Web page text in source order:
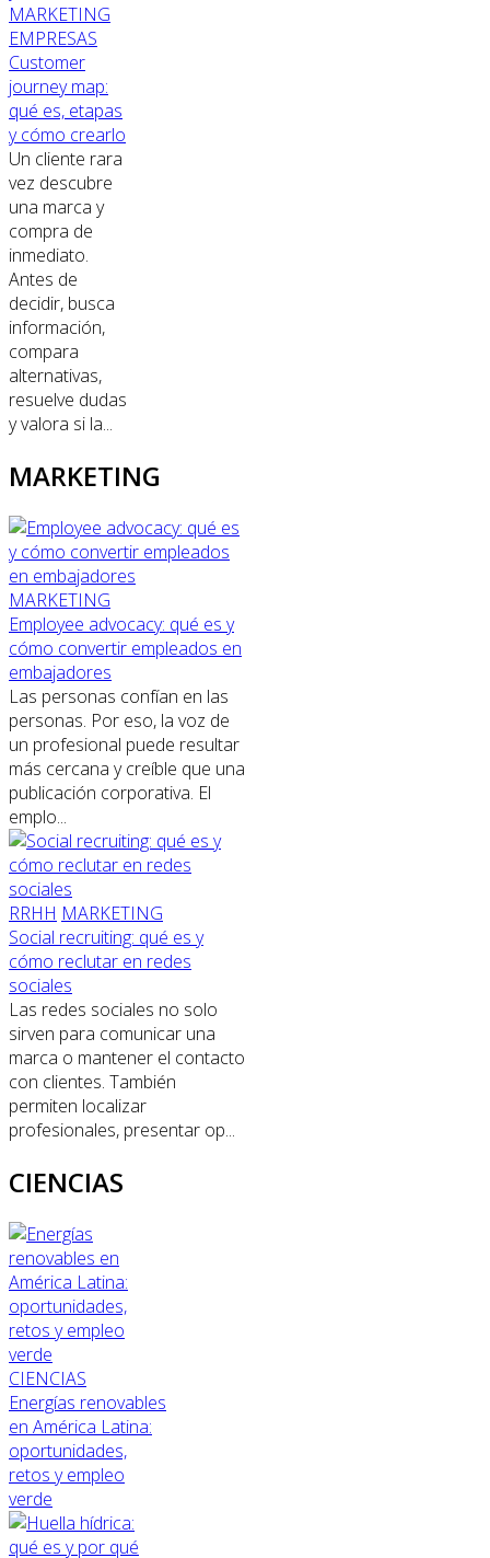
MARKETING
EMPRESAS
Customer
journey map:
qué es, etapas
y cómo crearlo
Un cliente rara
vez descubre
una marca y
compra de
inmediato.
Antes de
decidir, busca
información,
compara
alternativas,
resuelve dudas
y valora si la...
MARKETING
MARKETING
Employee advocacy: qué es y
cómo convertir empleados en
embajadores
Las personas confían en las
personas. Por eso, la voz de
un profesional puede resultar
más cercana y creíble que una
publicación corporativa. El
emplo...
RRHH MARKETING
Social recruiting: qué es y
cómo reclutar en redes
sociales
Las redes sociales no solo
sirven para comunicar una
marca o mantener el contacto
con clientes. También
permiten localizar
profesionales, presentar op...
CIENCIAS
CIENCIAS
Energías renovables
en América Latina:
oportunidades,
retos y empleo
verde